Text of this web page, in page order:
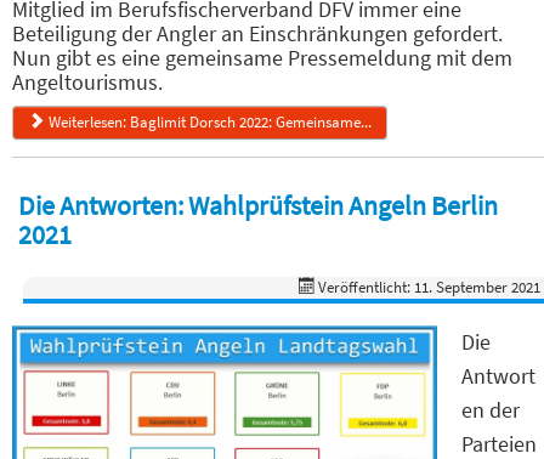
Mitglied im Berufsfischerverband DFV immer eine
Beteiligung der Angler an Einschränkungen gefordert.
Nun gibt es eine gemeinsame Pressemeldung mit dem
Angeltourismus.
Weiterlesen: Baglimit Dorsch 2022: Gemeinsame...
Die Antworten: Wahlprüfstein Angeln Berlin
2021
Veröffentlicht: 11. September 2021
Die
Antwort
en der
Parteien